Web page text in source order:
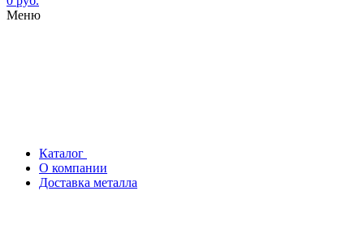
Меню
Каталог
О компании
Доставка металла